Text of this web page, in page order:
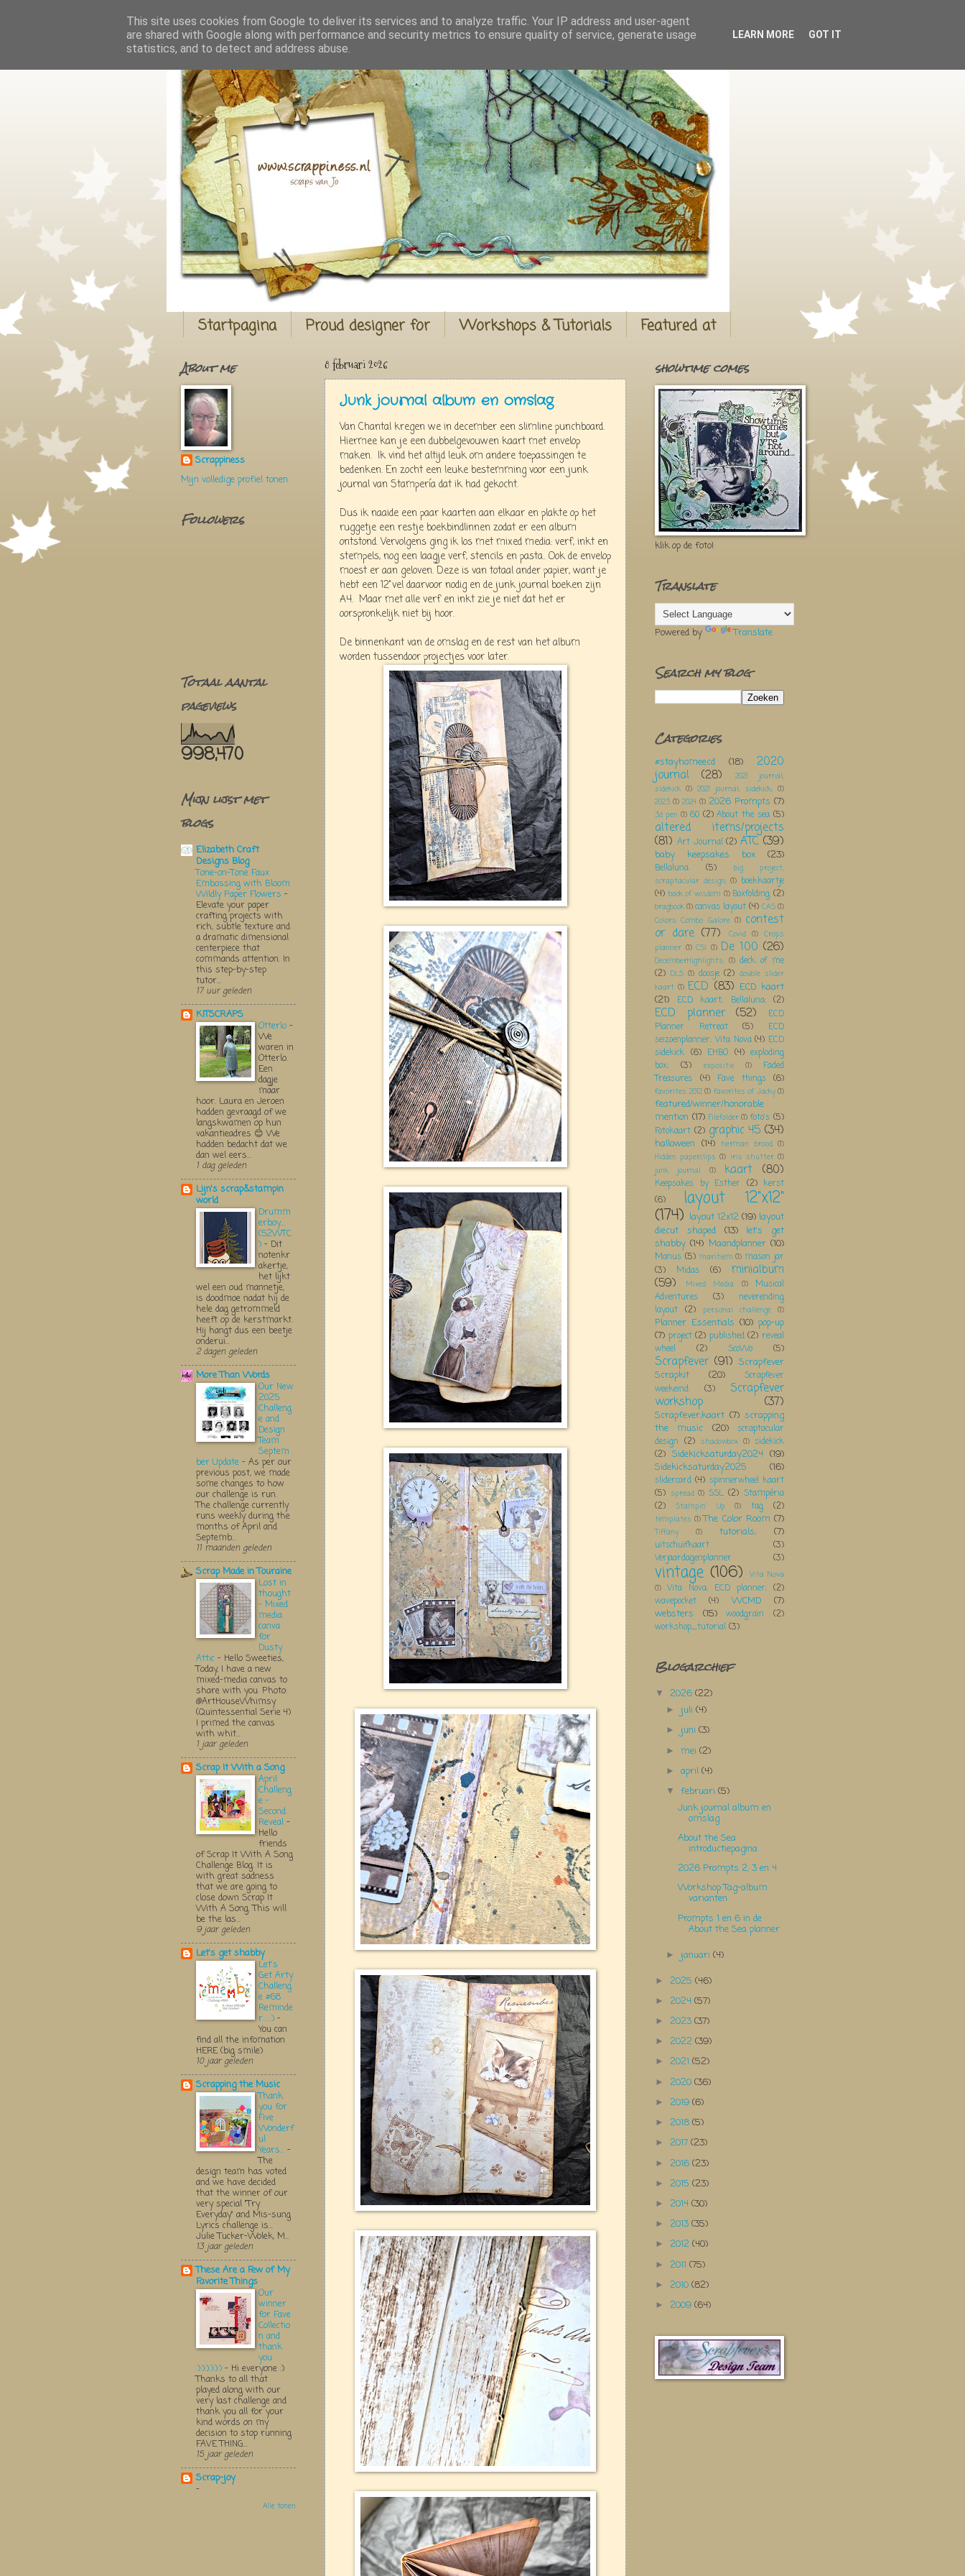
Startpagina Proud designer for Workshops & Tutorials Featured at
8 februari 2026
Junk journal album en omslag
Van Chantal kregen we in december een slimline punchboard.
Hiermee kan je een dubbelgevouwen kaart met envelop
maken. Ik vind het altijd leuk om andere toepassingen te
bedenken. En zocht een leuke bestemming voor een junk
journal van Stampería dat ik had gekocht.
Dus ik naaide een paar kaarten aan elkaar en plakte op het
ruggetje een restje boekbindlinnen zodat er een album
ontstond. Vervolgens ging ik los met mixed media: verf, inkt en
stempels, nog een laagje verf, stencils en pasta.. Ook de envelop
moest er aan geloven. Deze is van totaal ander papier, want je
hebt een 12"vel daarvoor nodig en de junk journal boeken zijn
A4. Maar met alle verf en inkt zie je niet dat het er
oorspronkelijk niet bij hoor.
De binnenkant van de omslag en de rest van het album
worden tussendoor projectjes voor later.
About me
Scrappiness
Mijn volledige profiel tonen
Followers
Totaal aantal
pageviews
998,470
Mijn lijst met
blogs
Elizabeth Craft
Designs Blog
Tone-on-Tone Faux
Embossing with Bloom
Wildly Paper Flowers -
Elevate your paper
crafting projects with
rich, subtle texture and
a dramatic dimensional
centerpiece that
commands attention. In
this step-by-step
tutor...
17 uur geleden
KITSCRAPS
Otterlo -
We
waren in
Otterlo.
Een
dagje
maar
hoor. Laura en Jeroen
hadden gevraagd of we
langskwamen op hun
vakantieadres 😊 We
hadden bedacht dat we
dan wel eers...
1 dag geleden
Lijn's scrap&stampin
world
Drumm
erboy....
(52WTC
) - Dit
notenkr
akertje,
het lijkt
wel een oud mannetje,
is doodmoe nadat hij de
hele dag getrommeld
heeft op de kerstmarkt.
Hij hangt dus een beetje
onderui...
2 dagen geleden
More Than Words
Our New
2025
Challeng
e and
Design
Team
Septem
ber Update - As per our
previous post, we made
some changes to how
our challenge is run.
The challenge currently
runs weekly during the
months of April and
Septemb...
11 maanden geleden
Scrap Made in Touraine
Lost in
thought
- Mixed
media
canva
for
Dusty
Attic - Hello Sweeties,
Today, I have a new
mixed-media canvas to
share with you. Photo:
@ArtHouseWhimsy
(Quintessential Serie 4)
I primed the canvas
with whit...
1 jaar geleden
Scrap It With a Song
April
Challeng
e -
Second
Reveal -
Hello
friends
of Scrap It With A Song
Challenge Blog. It is
with great sadness
that we are going to
close down Scrap It
With A Song. This will
be the las...
9 jaar geleden
Let's get shabby
Let's
Get Arty
Challeng
e #68
Reminde
r.....:) -
You can
find all the infomation
HERE (big smile)
10 jaar geleden
Scrapping the Music
Thank
you for
Five
Wonderf
ul
Years... -
The
design team has voted
and we have decided
that the winner of our
very special "Try
Everyday" and Mis-sung
Lyrics challenge is...
Julie Tucker-Wolek, M...
13 jaar geleden
These Are a Few of My
Favorite Things
Our
winner
for Fave
Collectio
n and
thank
you
:):):):):):) - Hi everyone :)
Thanks to all that
played along with our
very last challenge and
thank you all for your
kind words on my
decision to stop running
FAVE THING...
15 jaar geleden
Scrap-joy
-
Alle tonen
showtime comes
klik op de foto!
Translate
Powered by Translate
Search my blog
Categories
#stayhomeecd (18) 2020
journal (28)
2021 journal;
sidekick (1) 2021 journal; sidekick; (1)
2023 (1) 2024 (1) 2026 Prompts (7)
3d pen (1) 60 (2) About the sea (5)
altered items/projects
(81) Art Journal (2) ATC (39)
baby keepsakes box (23)
Bellaluna (5)
big project;
scraptacular design; (1) boekkaartje
(4) book of wisdom (1) Boxfolding (2)
bragbook(1)canvas layout (4) CAS(1)
Colors Combo Galore (1) contest
or dare (77) Covid (1) Crops
planner (1) CSI (1) De 100 (26)
DecemberHighlights; (1) deck of me
(2) DLS (1) doosje (2) double slider
kaart (1) ECD (83) ECD kaart
(21)
ECD kaart; Bellaluna; (2)
ECD planner (52)
ECD
Planner Retreat
(5)
ECD
seizoenplanner; Vita Nova (4) ECD
sidekick (6) EHBO (4) exploding
box;
(3) expositie (1)
Faded
Treasures
(4) Fave things (6)
favorites 2012 (1) favorites of Jacky (1)
featured/winner/honorable
mention (17) Filefolder (1) foto's (5)
Fotokaart (2) graphic 45 (34)
halloween (14) herman brood (1)
Hidden paperclips (1) iris shutter (1)
junk journal
(1) kaart (80)
Keepsakes by Esther (2) kerst
(6)
layout 12"x12"
(174) layout 12x12 (19) layout
diecut shaped
(13)
let's get
shabby (14) Maandplanner (10)
Manus (5) maritiem (1) mason jar
(3)
Midas (6) minialbum
(59) Mixed Media (1)
Musical
Adventures
(3)
neverending
layout (2) personal challenge (1)
Planner Essentials (10) pop-up
(7) project (2) published (2) reveal
wheel
(2) ScoWo (5)
Scrapfever (91) Scrapfever
Scrapkit
(20)
Scrapfever
weekeind
(3) Scrapfever
workshop (37)
Scrapfever;kaart (7) scrapping
the music
(20)
scraptacular
design (2) shadowbox (1) sidekick
(2) Sidekicksaturday2024 (19)
Sidekicksaturday2025
(16)
slidercard (4) spinnerwheel kaart
(5) spread (1) SSL (2) Stampéria
(2)
Stampin' Up (1) tag (2)
templates (1) The Color Room (7)
Tiffany (1) tutorials; (7)
uitschuifkaart
(3)
Verjaardagenplanner
(3)
vintage (106)
Vita Nova
(1) Vita Nova; ECD planner; (2)
wavepocket
(4) WCMD
(7)
websters
(15) woodgrain
(2)
workshop_tutorial (3)
Blogarchief
▼ 2026 (22)
► juli(4)
► juni(3)
► mei(2)
►april(4)
▼februari(5)
Junk journal album en
omslag
About the Sea
introductiepagina
2026 Prompts 2, 3 en 4
Workshop Tag-album
varianten
Prompts 1 en 6 in de
About the Sea planner
► januari(4)
► 2025 (46)
► 2024 (57)
► 2023 (37)
► 2022 (39)
► 2021 (52)
► 2020 (36)
► 2019 (6)
► 2018 (5)
► 2017 (23)
► 2016 (23)
► 2015 (23)
► 2014 (30)
► 2013 (35)
► 2012 (40)
► 2011 (75)
► 2010 (82)
► 2009 (64)
This site uses cookies from Google to deliver its services and to analyze traffic. Your IP address and user-agent
are shared with Google along with performance and security metrics to ensure quality of service, generate usage
statistics, and to detect and address abuse.
LEARN MORE GOT IT